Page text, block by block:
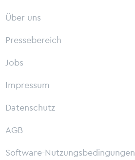
Über uns
Pressebereich
Jobs
Impressum
Datenschutz
AGB
Software-Nutzungsbedingungen